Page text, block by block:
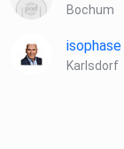
Bochum
isophase
Karlsdorf